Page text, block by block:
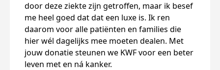
door deze ziekte zijn getroffen, maar ik besef
me heel goed dat dat een luxe is. Ik ren
daarom voor alle patiënten en families die
hier wél dagelijks mee moeten dealen. Met
jouw donatie steunen we KWF voor een beter
leven met en ná kanker.